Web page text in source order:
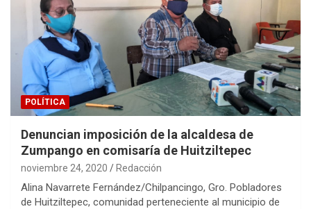
POLÍTICA
Denuncian imposición de la alcaldesa de
Zumpango en comisaría de Huitziltepec
noviembre 24, 2020 Redacción
Alina Navarrete Fernández/Chilpancingo, Gro. Pobladores
de Huitziltepec, comunidad perteneciente al municipio de